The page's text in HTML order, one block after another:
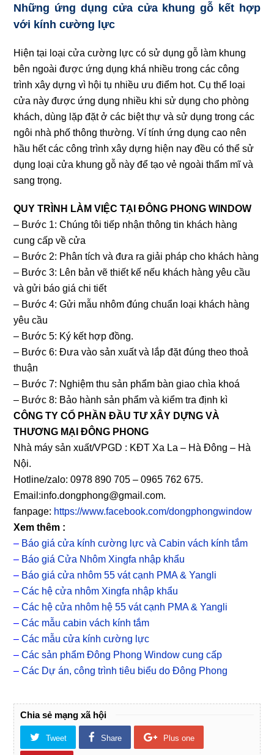
Những ứng dụng cửa cửa khung gỗ kết hợp
với kính cường lực
Hiện tại loại cửa cường lực có sử dụng gỗ làm khung
bên ngoài được ứng dụng khá nhiều trong các công
trình xây dựng vì hội tụ nhiều ưu điểm hot. Cụ thể loại
cửa này được ứng dụng nhiều khi sử dụng cho phòng
khách, dùng lặp đặt ở các biệt thự và sử dụng trong các
ngôi nhà phố thông thường. Ví tính ứng dụng cao nên
hầu hết các công trình xây dựng hiện nay đều có thể sử
dụng loại cửa khung gỗ này để tạo vẻ ngoài thẩm mĩ và
sang trọng.
QUY TRÌNH LÀM VIỆC TẠI ĐÔNG PHONG WINDOW
– Bước 1: Chúng tôi tiếp nhận thông tin khách hàng
cung cấp về cửa
– Bước 2: Phân tích và đưa ra giải pháp cho khách hàng
– Bước 3: Lên bản vẽ thiết kế nếu khách hàng yêu cầu
và gửi báo giá chi tiết
– Bước 4: Gửi mẫu nhôm đúng chuẩn loại khách hàng
yêu cầu
– Bước 5: Ký kết hợp đồng.
– Bước 6: Đưa vào sản xuất và lắp đặt đúng theo thoả
thuận
– Bước 7: Nghiệm thu sản phẩm bàn giao chìa khoá
– Bước 8: Bảo hành sản phẩm và kiểm tra định kì
CÔNG TY CỔ PHẦN ĐẦU TƯ XÂY DỰNG VÀ
THƯƠNG MẠI ĐÔNG PHONG
Nhà máy sản xuất/VPGD : KĐT Xa La – Hà Đông – Hà
Nội.
Hotline/zalo: 0978 890 705 – 0965 762 675.
Email:info.dongphong@gmail.com.
fanpage: https://www.facebook.com/dongphongwindow
Xem thêm :
– Báo giá cửa kính cường lực và Cabin vách kính tắm
– Báo giá Cửa Nhôm Xingfa nhập khẩu
– Báo giá cửa nhôm 55 vát cạnh PMA & Yangli
–Các hệ cửa nhôm Xingfa nhập khẩu
–Các hệ cửa nhôm hệ 55 vát cạnh PMA & Yangli
–Các mẫu cabin vách kính tắm
–Các mẫu cửa kính cường lực
–Các sản phẩm Đông Phong Window cung cấp
–Các Dự án, công trình tiêu biểu do Đông Phong
Chia sẻ mạng xã hội
Tweet Share Plus one